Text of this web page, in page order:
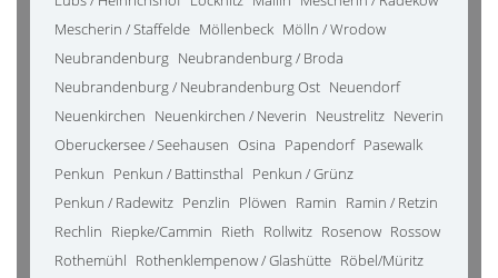
Mescherin / Staffelde Möllenbeck Mölln / Wrodow
Neubrandenburg Neubrandenburg / Broda
Neubrandenburg / Neubrandenburg Ost Neuendorf
Neuenkirchen Neuenkirchen / Neverin Neustrelitz Neverin
Oberuckersee / Seehausen Osina Papendorf Pasewalk
Penkun Penkun / Battinsthal Penkun / Grünz
Penkun / Radewitz Penzlin Plöwen Ramin Ramin / Retzin
Rechlin Riepke/Cammin Rieth Rollwitz Rosenow Rossow
Rothemühl Rothenklempenow / Glashütte Röbel/Müritz